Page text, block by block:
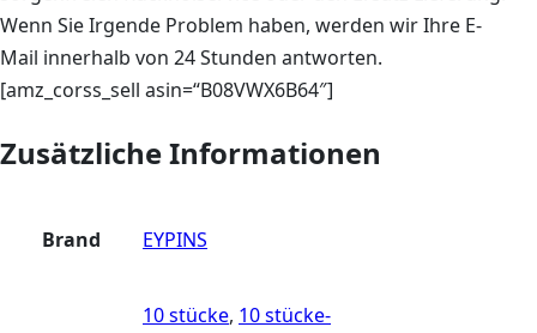
Wenn Sie Irgende Problem haben, werden wir Ihre E-
Mail innerhalb von 24 Stunden antworten.
[amz_corss_sell asin=“B08VWX6B64″]
Zusätzliche Informationen
Brand EYPINS
10 stücke, 10 stücke-